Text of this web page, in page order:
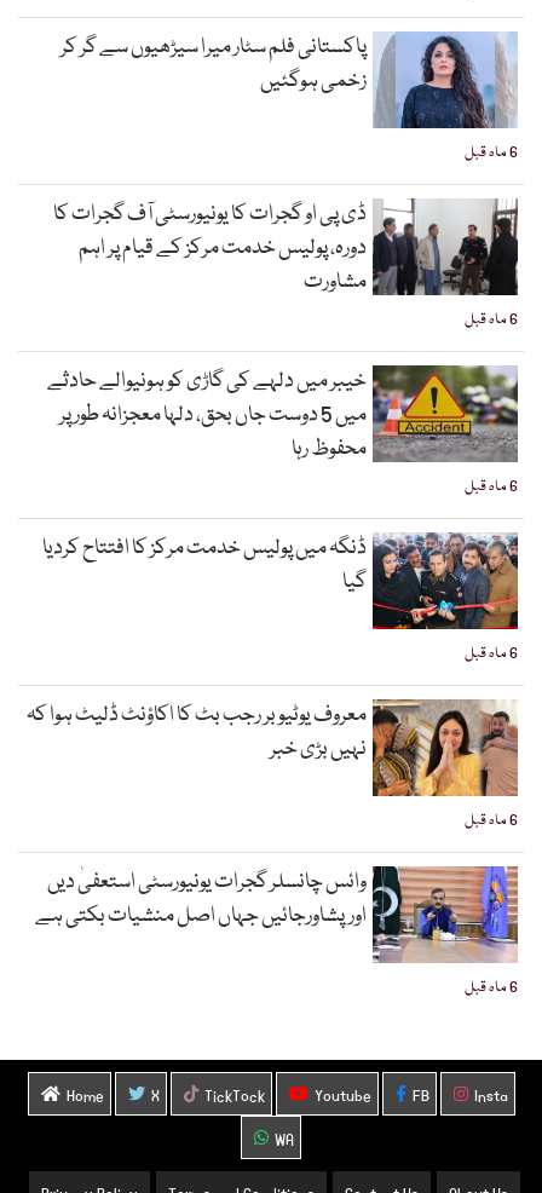
6 ماہ قبل
پاکستانی فلم سٹار میرا سیڑھیوں سے گر کر
زخمی ہوگئیں
6 ماہ قبل
ڈی پی او گجرات کا یونیورسٹی آف گجرات کا
دورہ، پولیس خدمت مرکز کے قیام پر اہم
مشاورت
6 ماہ قبل
خیبر میں دلہے کی گاڑی کو ہونیوالے حادثے
میں 5 دوست جاں بحق، دلہا معجزانہ طور پر
محفوظ رہا
6 ماہ قبل
ڈنگہ میں پولیس خدمت مرکز کا افتتاح کردیا
گیا
6 ماہ قبل
معروف یوٹیوبر رجب بٹ کا اکاؤنٹ ڈلیٹ ہوا کہ
نہیں بڑی خبر
6 ماہ قبل
وائس چانسلر گجرات یونیورسٹی استعفیٰ دیں
اورپشاورجائیں جہاں اصل منشیات بکتی ہے
Home X TickTock Youtube FB
Insta
WA